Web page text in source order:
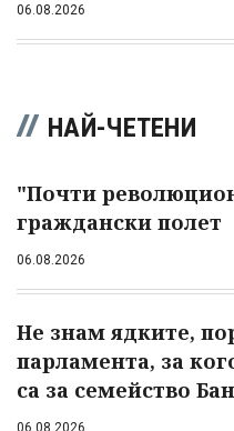
06.08.2026
НАЙ-ЧЕТЕНИ
"Почти
граждански полет
06.08.2026
Не знам ядките,
парламента, за
са за семейство
06.08.2026